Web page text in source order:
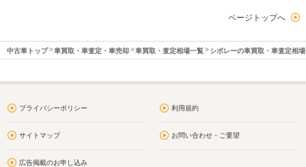
ページトップへ
中古車トップ 車買取・車査定・車売却 車買取・査定相場一覧 シボレーの車買取・車査定相
プライバシーポリシー 利用規約
サイトマップ お問い合わせ・ご要望
広告掲載のお申し込み